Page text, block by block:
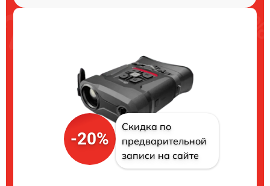
-20%
Скидка по
предварительной
записи на сайте